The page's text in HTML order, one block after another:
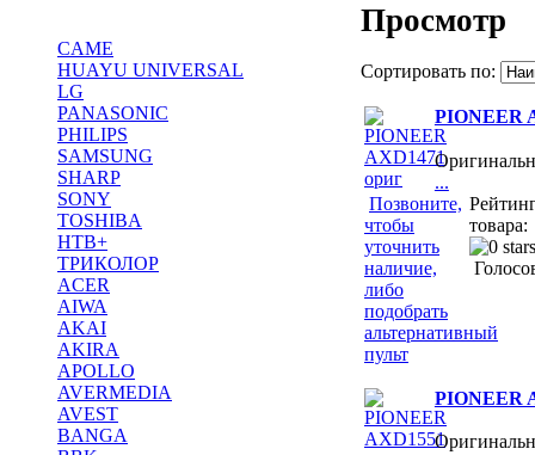
CAME
HUAYU UNIVERSAL
LG
PANASONIC
PHILIPS
SAMSUNG
SHARP
SONY
TOSHIBA
НТВ+
ТРИКОЛОР
ACER
AIWA
AKAI
AKIRA
APOLLO
AVERMEDIA
AVEST
BANGA
Просмотр
Сортировать по:
PIONEER
...
Позвоните,
чтобы
уточнить
наличие,
либо
подобрать
альтернативный
пульт
товара:
PIONEER